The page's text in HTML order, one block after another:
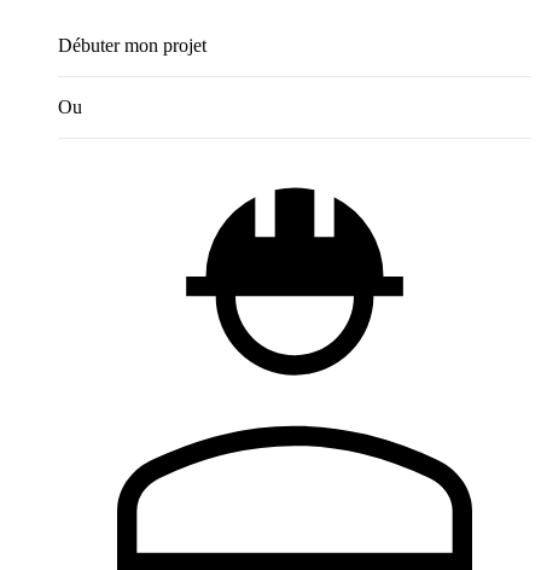
Débuter mon projet
Ou